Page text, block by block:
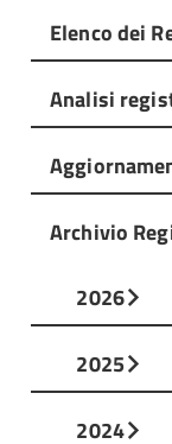
Elenco dei
Analisi
Archivio
2026
2025
2024